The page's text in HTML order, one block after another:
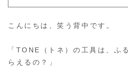
こんにちは、笑う背中です。
「TONE（トネ）の工具は、ふ
らえるの？」